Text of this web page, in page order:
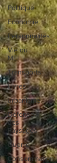
Politique
Economie
Personnalités
Vie du
MEI
Transports
Livres
urbanisme
Défense
des
Paysages
Guerre
Consommation